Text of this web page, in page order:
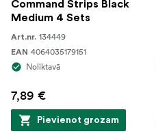
Command Strips Black
Medium 4 Sets
Art.nr. 134449
EAN 4064035179151
Noliktavā
7,89 €
Pievienot grozam